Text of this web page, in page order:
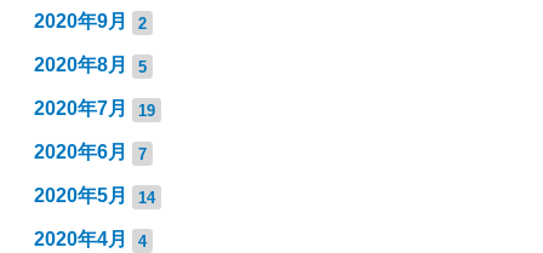
2020年9月 2
2020年8月 5
2020年7月 19
2020年6月 7
2020年5月 14
2020年4月 4